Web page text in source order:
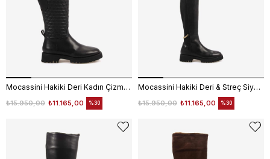
Mocassini Hakiki Deri Kadın Çizme 5780-69
₺11.165,00
₺15.950,00 %30
Mocassini Hakiki Deri & Streç Siyah Kadın Çizme 5780-57S
₺11.165,00
₺15.950,00 %30